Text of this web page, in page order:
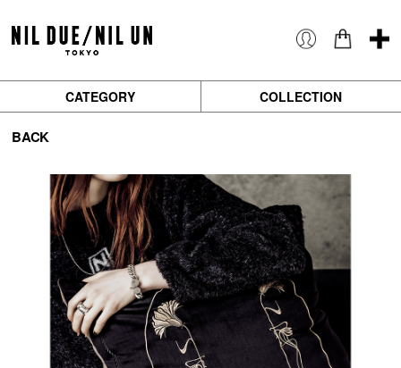
CATEGORY COLLECTION
BACK